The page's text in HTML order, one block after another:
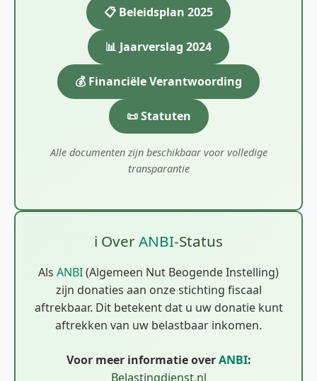
📋 Beleidsplan 2025
📊 Jaarverslag 2024
💰 Financiële Verantwoording
📜 Statuten
Alle documenten zijn beschikbaar voor volledige
transparantie
ℹ️ OverANBI-Status
Als ANBI(Algemeen Nut Beogende Instelling)
zijn donaties aan onze stichting fiscaal
aftrekbaar. Dit betekent dat u uw donatie kunt
aftrekken van uw belastbaar inkomen.
Voor meer informatie overANBI:
Belastingdienst.nl